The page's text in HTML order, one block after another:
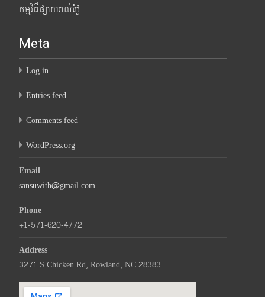
កម្មវិធីផ្សាយរាល់ថ្ងៃ
Meta
Log in
Entries feed
Comments feed
WordPress.org
Email
sansuwith@gmail.com
Phone
+1-571-620-4772
Address
3271 S Chicken Rd, Rowland, NC 28383